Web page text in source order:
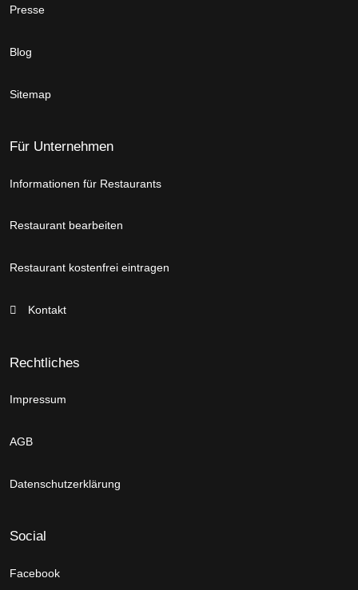
Presse
Blog
Sitemap
Für Unternehmen
Informationen für Restaurants
Restaurant bearbeiten
Restaurant kostenfrei eintragen
Kontakt
Rechtliches
Impressum
AGB
Datenschutzerklärung
Social
Facebook